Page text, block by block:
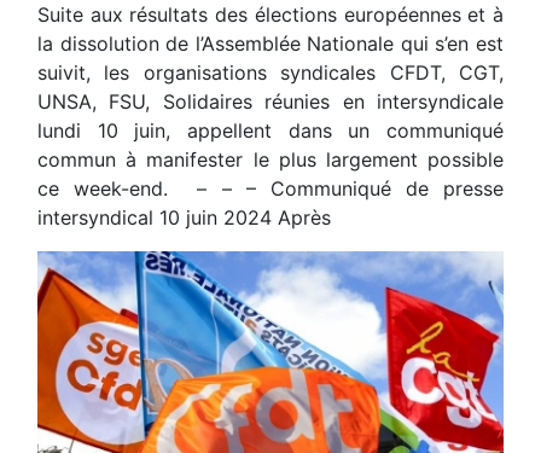
Suite aux résultats des élections européennes et à
la dissolution de l’Assemblée Nationale qui s’en est
suivit, les organisations syndicales CFDT, CGT,
UNSA, FSU, Solidaires réunies en intersyndicale
lundi 10 juin, appellent dans un communiqué
commun à manifester le plus largement possible
ce week-end. – – – Communiqué de presse
intersyndical 10 juin 2024 Après